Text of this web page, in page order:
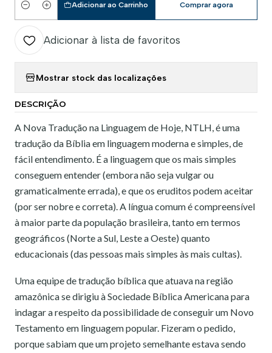
Quantidade
Adicionar ao Carrinho Comprar agora
Adicionar à lista de favoritos
Mostrar stock das localizações
DESCRIÇÃO
A Nova Tradução na Linguagem de Hoje, NTLH, é uma
tradução da Bíblia em linguagem moderna e simples, de
fácil entendimento. É a linguagem que os mais simples
conseguem entender (embora não seja vulgar ou
gramaticalmente errada), e que os eruditos podem aceitar
(por ser nobre e correta). A língua comum é compreensível
à maior parte da população brasileira, tanto em termos
geográficos (Norte a Sul, Leste a Oeste) quanto
educacionais (das pessoas mais simples às mais cultas).
Uma equipe de tradução bíblica que atuava na região
amazônica se dirigiu à Sociedade Bíblica Americana para
indagar a respeito da possibilidade de conseguir um Novo
Testamento em linguagem popular. Fizeram o pedido,
porque sabiam que um projeto semelhante estava sendo